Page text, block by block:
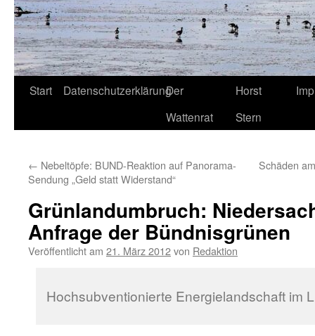
Start DatenschutzerklärungDer
Wattenrat
Horst
Stern
← Nebeltöpfe: BUND-Reaktion auf Panorama-
Sendung „Geld statt Widerstand“
Schäden
Grünlandumbruch:
Anfrage der Bündnisgrünen
Veröffentlicht am 21. März 2012von Redaktion
Hochsubventionierte Energielandschaft im